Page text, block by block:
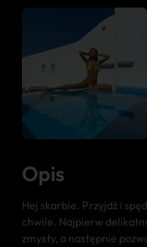
Opis
Hej skarbie. Przyjdź i
chwile. Najpierw
zmysły, a następnie